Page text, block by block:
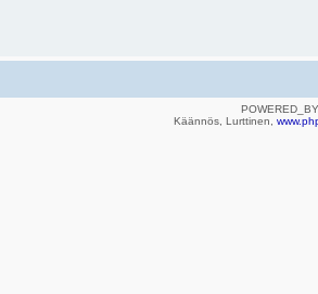
POWERED_BY
Käännös, Lurttinen,